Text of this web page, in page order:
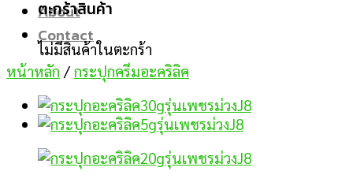
ตะกร้าสินค้า
ไม่มีสินค้าในตะกร้า
About
Contact
หน้าหลัก / กระปุกครีมอะคริลิค